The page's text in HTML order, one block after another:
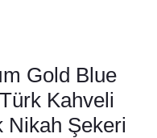
Gold Blue
Kahveli
Nikah Şekeri